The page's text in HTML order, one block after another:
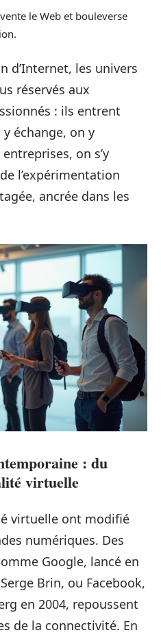
le Web et bouleverse
d’Internet, les univers
réservés aux
: ils entrent
échange, on y
on s’y
l’expérimentation
ancrée dans les
: du
virtuelle
virtuelle ont modifié
numériques. Des
Google, lancé en
Brin, ou Facebook,
en 2004, repoussent
de la connectivité. En